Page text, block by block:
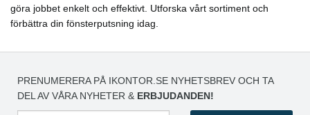
göra jobbet enkelt och effektivt. Utforska vårt sortiment och
förbättra din fönsterputsning idag.
PRENUMERERA PÅ IKONTOR.SE NYHETSBREV OCH TA
DEL AV VÅRA NYHETER & ERBJUDANDEN!